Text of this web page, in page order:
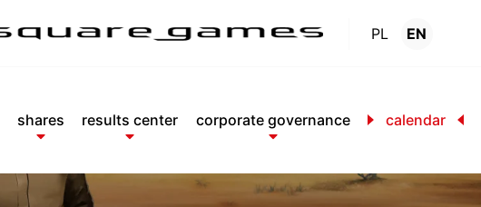
PL EN
shares results center corporate governance calendar
Calendar.